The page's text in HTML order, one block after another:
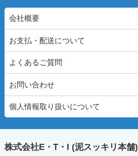
会社概要
お支払・配送について
よくあるご質問
お問い合わせ
個人情報取り扱いについて
株式会社E・T・I (泥スッキリ本舗)